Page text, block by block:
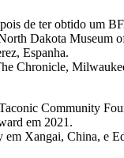
de ter obtido um
Dakota Museum
Espanha.
Chronicle,
Community
em 2021.
em Xangai, China, e